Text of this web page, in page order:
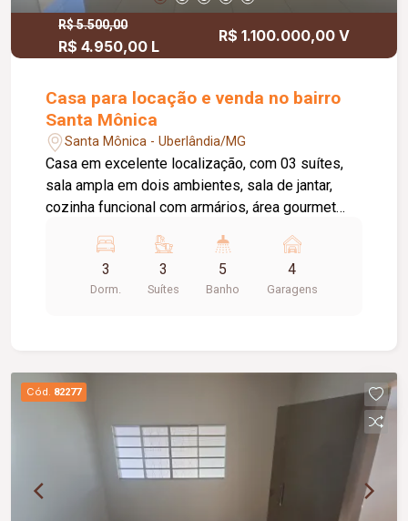
R$ 5.500,00
R$ 4.950,00 L
R$ 1.100.000,00 V
Casa para locação e venda no bairro
Santa Mônica
Santa Mônica - Uberlândia/MG
Casa em excelente localização, com 03 suítes,
sala ampla em dois ambientes, sala de jantar,
cozinha funcional com armários, área gourmet
fundo, 01 banheiro, área de serviço separada no
fundo, garagem para 04 carros, portão eletrônico,
câmeras de segurança e serpentina, escritório
Mônica pelo valor de R$950.000
3
Dorm.
3
Suítes
5
Banho
4
Garagens
Cód. 82277